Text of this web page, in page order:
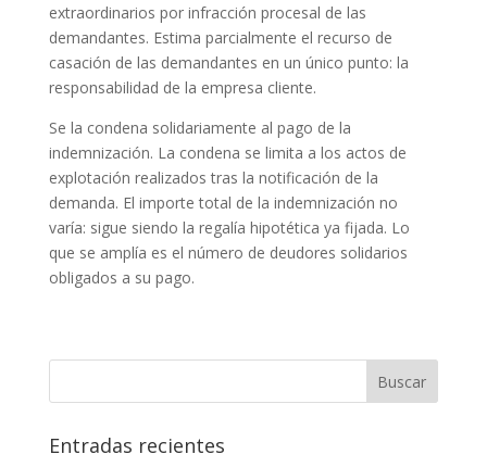
extraordinarios por infracción procesal de las
demandantes. Estima parcialmente el recurso de
casación de las demandantes en un único punto: la
responsabilidad de la empresa cliente.
Se la condena solidariamente al pago de la
indemnización. La condena se limita a los actos de
explotación realizados tras la notificación de la
demanda. El importe total de la indemnización no
varía: sigue siendo la regalía hipotética ya fijada. Lo
que se amplía es el número de deudores solidarios
obligados a su pago.
Entradas recientes